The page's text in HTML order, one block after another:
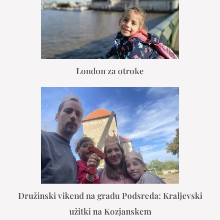
London za otroke
Družinski vikend na gradu Podsreda: Kraljevski
užitki na Kozjanskem